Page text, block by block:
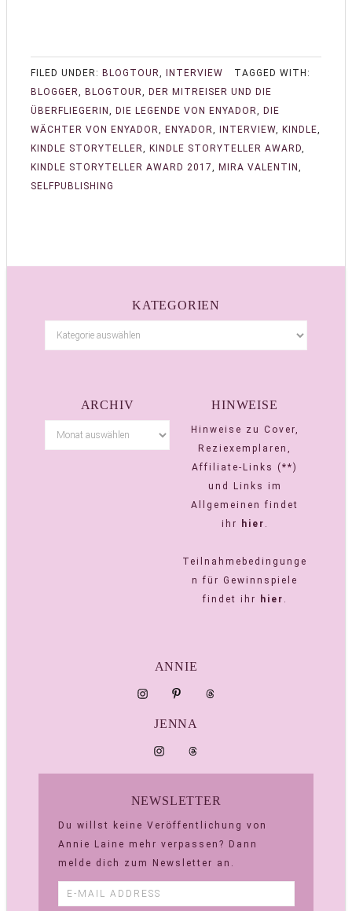
FILED UNDER: BLOGTOUR, INTERVIEW
TAGGED WITH:
BLOGGER, BLOGTOUR, DER MITREISER UND DIE
ÜBERFLIEGERIN , DIE LEGENDE VON ENYADOR, DIE
WÄCHTER VON ENYADOR, ENYADOR, INTERVIEW, KINDLE,
KINDLE STORYTELLER, KINDLE STORYTELLER AWARD,
KINDLE STORYTELLER AWARD 2017, MIRA VALENTIN ,
SELFPUBLISHING
KATEGORIEN
ARCHIV HINWEISE
Hinweise zu Cover,
Reziexemplaren,
Affiliate-Links (**)
und Links im
Allgemeinen findet
ihr
hier .
Teilnahmebedingunge
n für Gewinnspiele
findet ihr
hier .
ANNIE
JENNA
NEWSLETTER
Du willst keine Veröffentlichung von
Annie Laine mehr verpassen? Dann
melde dich zum Newsletter an.